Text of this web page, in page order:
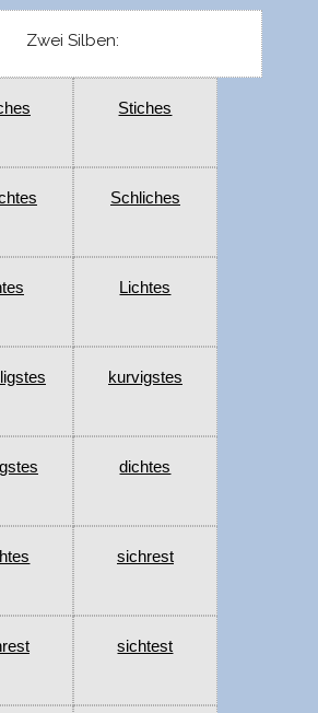
Zwei Silben:
Stiches
Schliches
Lichtes
kurvigstes
dichtes
sichrest
sichtest